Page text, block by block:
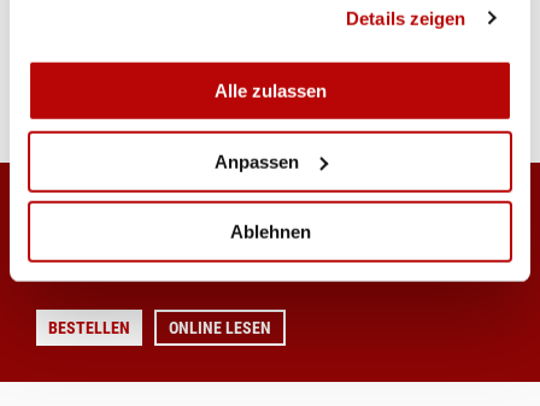
Details zeigen
Alle zulassen
Anpassen
Ablehnen
OFFIZIELLES SSV-MAGAZIN
BESTELLEN ONLINE LESEN